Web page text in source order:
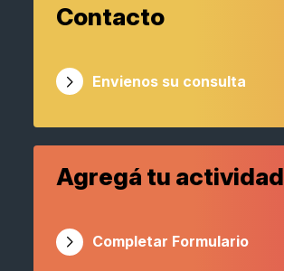
Contacto
Envienos su consulta
Agregá tu actividad
Completar Formulario